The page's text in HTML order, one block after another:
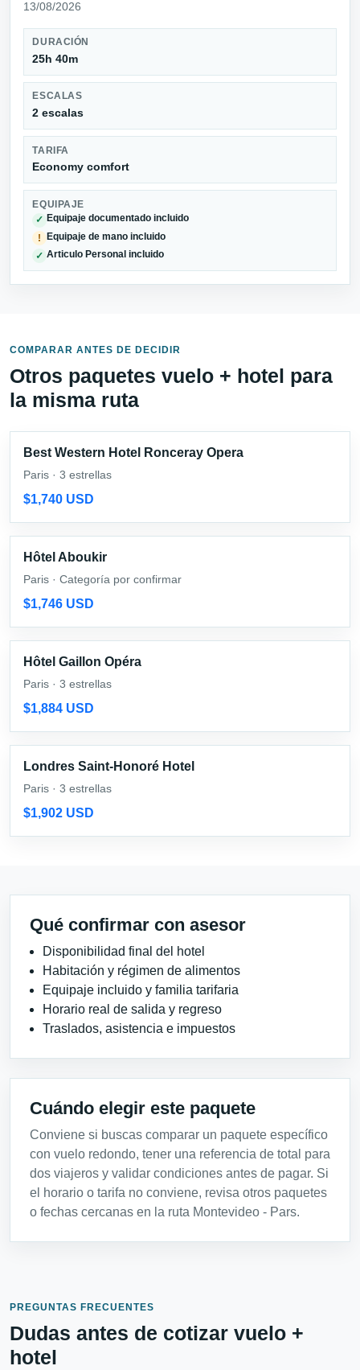
13/08/2026
DURACIÓN
25h 40m
ESCALAS
2 escalas
TARIFA
Economy comfort
EQUIPAJE
✓ Equipaje documentado incluido
! Equipaje de mano incluido
✓ Articulo Personal incluido
COMPARAR ANTES DE DECIDIR
Otros paquetes vuelo + hotel para
la misma ruta
Best Western Hotel Ronceray Opera
Paris · 3 estrellas
$1,740 USD
Hôtel Aboukir
Paris · Categoría por confirmar
$1,746 USD
Hôtel Gaillon Opéra
Paris · 3 estrellas
$1,884 USD
Londres Saint-Honoré Hotel
Paris · 3 estrellas
$1,902 USD
Qué confirmar con asesor
Disponibilidad final del hotel
Habitación y régimen de alimentos
Equipaje incluido y familia tarifaria
Horario real de salida y regreso
Traslados, asistencia e impuestos
Cuándo elegir este paquete
Conviene si buscas comparar un paquete específico
con vuelo redondo, tener una referencia de total para
dos viajeros y validar condiciones antes de pagar. Si
el horario o tarifa no conviene, revisa otros paquetes
o fechas cercanas en la ruta Montevideo - Pars.
PREGUNTAS FRECUENTES
Dudas antes de cotizar vuelo +
hotel